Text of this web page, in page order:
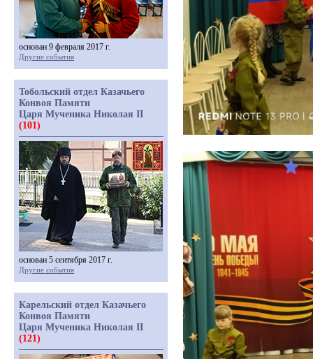
основан 9 февраля 2017 г.
Другие события
Тобольский отдел Казачьего
Конвоя Памяти
Царя Мученика Николая II
(101)
основан 5 сентября 2017 г.
Другие события
Карельский отдел Казачьего
Конвоя Памяти
Царя Мученика Николая II
(121)